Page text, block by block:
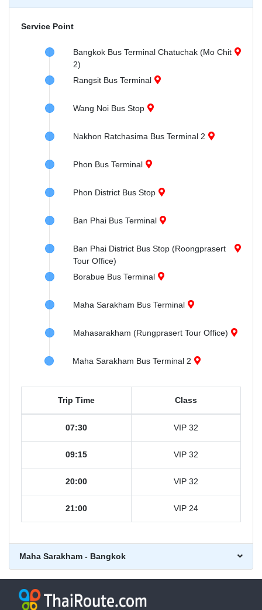
Service Point
Bangkok Bus Terminal Chatuchak (Mo Chit
2)
Rangsit Bus Terminal
Wang Noi Bus Stop
Nakhon Ratchasima Bus Terminal 2
Phon Bus Terminal
Phon District Bus Stop
Ban Phai Bus Terminal
Ban Phai District Bus Stop (Roongprasert
Tour Office)
Borabue Bus Terminal
Maha Sarakham Bus Terminal
Mahasarakham (Rungprasert Tour Office)
Maha Sarakham Bus Terminal 2
Trip Time Class
07:30 VIP 32
09:15 VIP 32
20:00 VIP 32
21:00 VIP 24
Maha Sarakham - Bangkok